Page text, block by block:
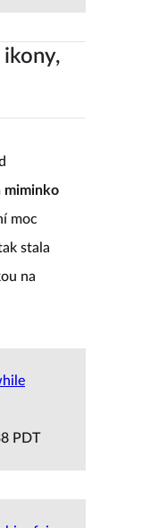
ikony,
miminko
moc
stala
na
PDT